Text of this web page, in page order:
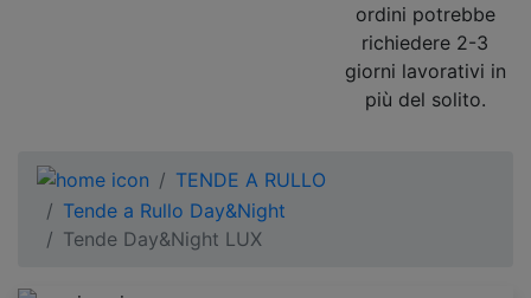
ordini potrebbe
richiedere 2-3
giorni lavorativi in
più del solito.
TENDE A RULLO
Tende a Rullo Day&Night
Tende Day&Night LUX